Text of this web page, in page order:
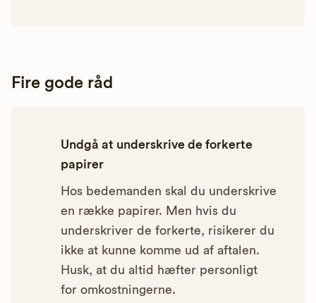
Fire gode råd
Undgå at underskrive de forkerte
papirer
Hos bedemanden skal du underskrive
en række papirer. Men hvis du
underskriver de forkerte, risikerer du
ikke at kunne komme ud af aftalen.
Husk, at du altid hæfter personligt
for omkostningerne.